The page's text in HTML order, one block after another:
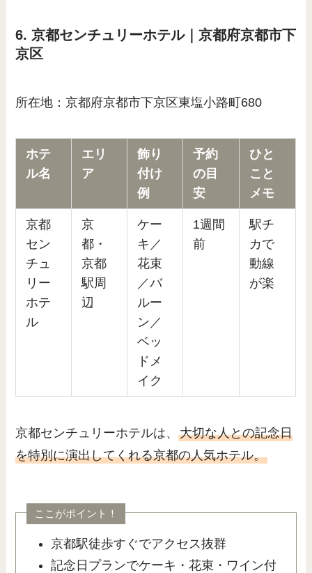
6. 京都センチュリーホテル｜京都府京都市下
京区
所在地：京都府京都市下京区東塩小路町680
ホテ
ル名
エリ
ア
飾り
付け
例
予約
の目
安
ひと
こと
メモ
京都
セン
チュ
リー
ホテ
ル
京
都・
京都
駅周
辺
ケー
キ／
花束
／バ
ルー
ン／
ベッ
ドメ
イク
1週間
前
駅チ
カで
動線
が楽
京都センチュリーホテルは、大切な人との記念日
を特別に演出してくれる京都の人気ホテル。
ここがポイント！
京都駅徒歩すぐでアクセス抜群
記念日プランでケーキ・花束・ワイン付